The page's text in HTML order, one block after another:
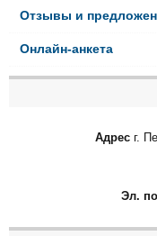
Отзывы и
Онлайн-анкета
Адрес г.
Эл.